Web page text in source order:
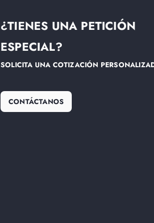
¿TIENES UNA PETICIÓN
ESPECIAL?
SOLICITA UNA COTIZACIÓN
CONTÁCTANOS